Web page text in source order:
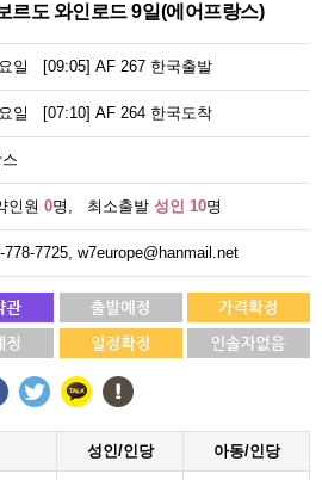
르도 와인로드 9일(에어프랑스)
일 [09:05] AF 267 한국출발
일 [07:10] AF 264 한국도착
원 0명, 최소출발 성인 10명
7725, w7europe@hanmail.net
성인/인당 아동/인당